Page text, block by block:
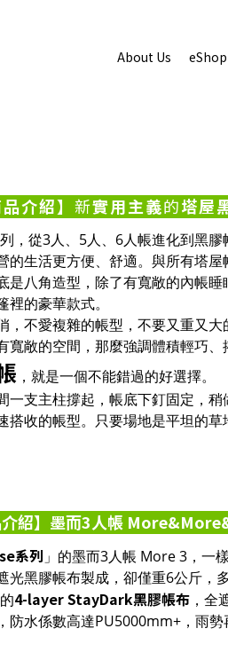
About Us eShop
介紹】 新實用主義的塔屋
，從3人、5人、6人帳進化到黑膠
的生活更方便、舒適。與所有塔屋
是八角造型，除了有寬敞的內帳
的豪華款式。
，不愛複雜的帳型，不要又重又
寬敞的空間，那麼強調體積輕巧
，就是一個不能錯過的好選擇。
一支主柱撐起，帳底下釘固定，
搭收的帳型。只要場地是平坦的
紹】 墨而3人帳
系列 」的墨而3人帳 More 3，一
光黑膠帳布製成，卻僅重6公斤，
4-layer StayDark黑膠帳布 ，全
防水係數高達PU5000mm+，雨